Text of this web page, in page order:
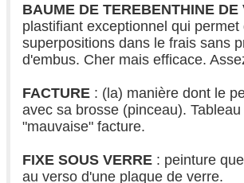
BAUME DE TEREBENTHINE DE
plastifiant exceptionnel qui permet
superpositions dans le frais sans
d'embus. Cher mais efficace.
FACTURE : (la) manière dont le
avec sa brosse (pinceau).
"mauvaise" facture.
FIXE SOUS VERRE : peinture
au verso d'une plaque de verre.